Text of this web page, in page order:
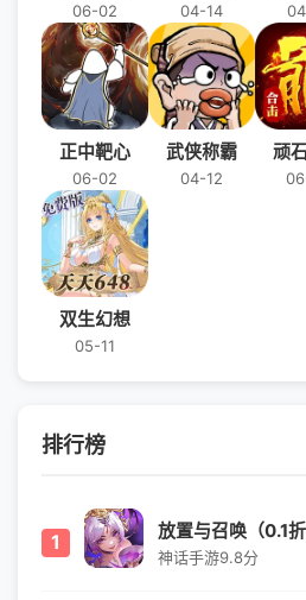
06-02 04-14
正中靶心
06-02
武侠称霸
04-12
顽
双生幻想
05-11
排行榜
1 放置与召唤（0.1折
神话手游9.8分